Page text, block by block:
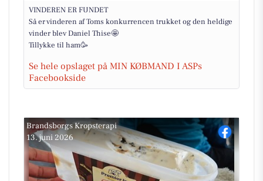
VINDEREN ER FUNDET
Så er vinderen af Toms konkurrencen trukket og den heldige
vinder blev Daniel Thise🤩
Tillykke til ham🥳
Se hele opslaget på MIN KØBMAND I ASPs
Facebookside
Brandsborgs Kropsterapi
13. juni 2026